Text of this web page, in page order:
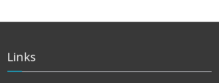
Links